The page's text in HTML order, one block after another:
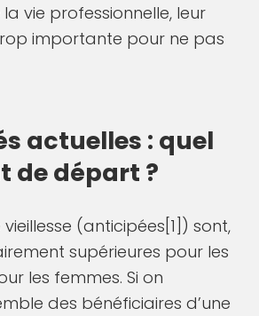
vie professionnelle, leur
importante pour ne pas
actuelles : quel
de départ ?
(anticipées[1]) sont,
supérieures pour les
les femmes. Si on
des bénéficiaires d’une